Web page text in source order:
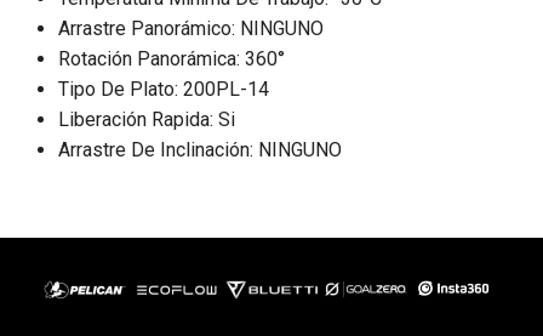
Arrastre Panorámico: NINGUNO
Rotación Panorámica: 360°
Tipo De Plato: 200PL-14
Liberación Rapida: Si
Arrastre De Inclinación: NINGUNO